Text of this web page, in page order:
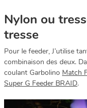
Nylon ou
tresse
Pour le feeder, J’utilise
combinaison des deux.
coulant Garbolino Match
Super G Feeder BRAID.